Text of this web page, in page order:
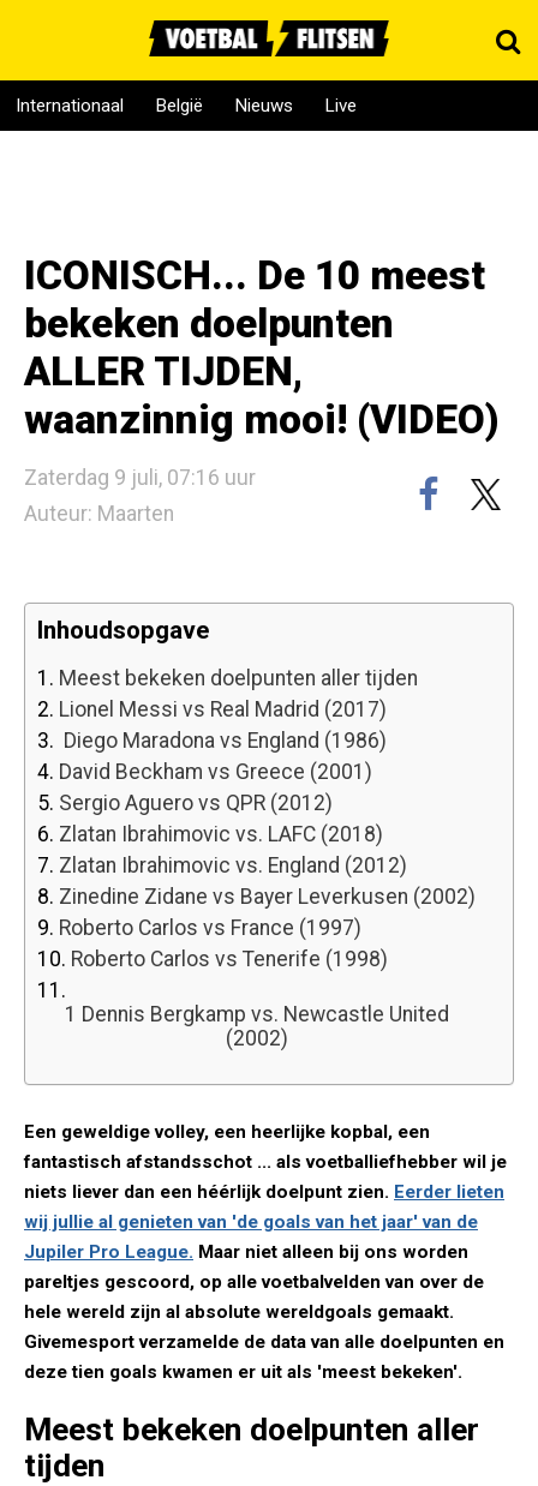
Internationaal België Nieuws Live
ICONISCH... De 10 meest
bekeken doelpunten
ALLER TIJDEN,
waanzinnig mooi! (VIDEO)
Zaterdag 9 juli, 07:16 uur
Auteur: Maarten
Inhoudsopgave
1. Meest bekeken doelpunten aller tijden
2. Lionel Messi vs Real Madrid (2017)
3. Diego Maradona vs England (1986)
4. David Beckham vs Greece (2001)
5. Sergio Aguero vs QPR (2012)
6. Zlatan Ibrahimovic vs. LAFC (2018)
7. Zlatan Ibrahimovic vs. England (2012)
8. Zinedine Zidane vs Bayer Leverkusen (2002)
9. Roberto Carlos vs France (1997)
10. Roberto Carlos vs Tenerife (1998)
11.
1 Dennis Bergkamp vs. Newcastle United
(2002)
Een geweldige volley, een heerlijke kopbal, een
fantastisch afstandsschot ... als voetballiefhebber wil je
niets liever dan een héérlijk doelpunt zien. Eerder lieten
wij jullie al genieten van 'de goals van het jaar' van de
Jupiler Pro League. Maar niet alleen bij ons worden
pareltjes gescoord, op alle voetbalvelden van over de
hele wereld zijn al absolute wereldgoals gemaakt.
Givemesport verzamelde de data van alle doelpunten en
deze tien goals kwamen er uit als 'meest bekeken'.
Meest bekeken doelpunten aller
tijden